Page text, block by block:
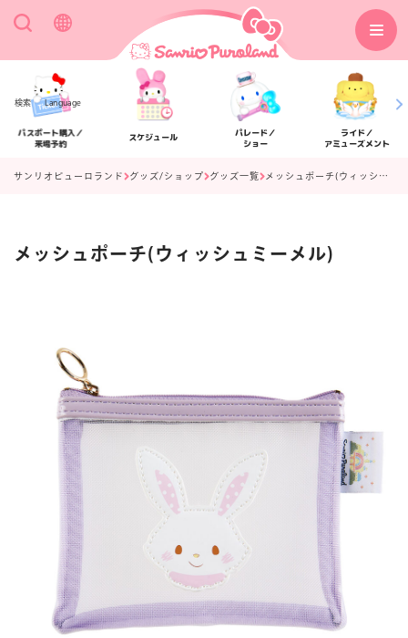
検索 Language
パスポート購入／
来場予約
スケジュール
パレード／
ショー
ライド／
アミューズメント
アクセス フロアマップ
楽しみ方
よくあるご質問
サンリオピューロランド グッズ/ショップ グッズ一覧 メッシュポーチ(ウィッシュミーメル)
メッシュポーチ(ウィッシュミーメル)